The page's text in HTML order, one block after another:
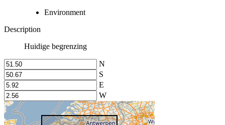
Environment
Description
Huidige begrenzing
N
S
E
W